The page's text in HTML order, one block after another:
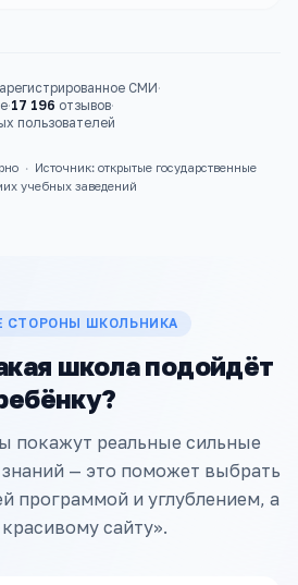
СМИ·
·17 196 отзывов·
пользователей
·
Источник: открытые государственные
учебных заведений
СТОРОНЫ ШКОЛЬНИКА
школа подойдёт
покажут реальные сильные
— это поможет выбрать
программой и углублением, а
сайту».